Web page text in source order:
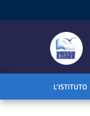
L’ISTITUTO